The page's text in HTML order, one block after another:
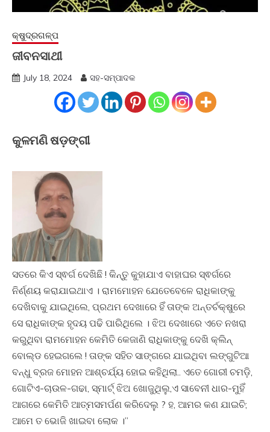
କ୍ଷୁଦ୍ରଗଳ୍ପ
ଜୀବନସାଥୀ
July 18, 2024 ସହ-ସମ୍ପାଦକ
କୁଳମଣି ଷଡ଼ଙ୍ଗୀ
ସତରେ କିଏ ସ୍ଵର୍ଗ ଦେଖିଛି ! କିନ୍ତୁ କୁହାଯାଏ ବାହାଘର ସ୍ଵର୍ଗରେ
ନିର୍ଣ୍ଣୟ କରାଯାଇଥାଏ । ରାମମୋହନ ଯେତେବେଳେ ରାଧିକାଙ୍କୁ
ଦେଖିବାକୁ ଯାଇଥିଲେ, ପ୍ରଥମ ଦେଖାରେ ହିଁ ତାଙ୍କ ଅନ୍ତର୍ଚକ୍ଷୁରେ
ସେ ରାଧିକାଙ୍କ ହୃଦୟ ପଢି ପାରିଥିଲେ । ଝିଅ ଦେଖାରେ ଏତେ ନଖରା
କରୁଥିବା ରାମମୋହନ କେମିତି କେଜାଣି ରାଧିକାଙ୍କୁ ଦେଖି କ୍ଲିନ୍
ବୋଲ୍ଡ ହେଇଗଲେ ! ତାଙ୍କ ସହିତ ସାଙ୍ଗରେ ଯାଇଥିବା ଲଙ୍ଗୁଟିଆ
ବନ୍ଧୁ ବ୍ରଜ ମୋହନ ଆଶ୍ଚର୍ଯ୍ୟ ହୋଇ କହିଥିଲା.. ଏତେ ଗୋରୀ ଚମଡ଼ି,
ଗୋଟିଏ-ଚାଉଳ-ଗଢା, ସ୍ମାର୍ଟ୍ ଝିଅ ଖୋଜୁଥିଲୁ,ଏ ସାବେନୀ ଧାର-ମୁହିଁ
ଆଗରେ କେମିତି ଆତ୍ମସମର୍ପଣ କରିଦେଲୁ ? ହ, ଆମର କଣ ଯାଇଚି;
ଆମେ ତ ଭୋଜି ଖାଇବା ଲୋକ ।”